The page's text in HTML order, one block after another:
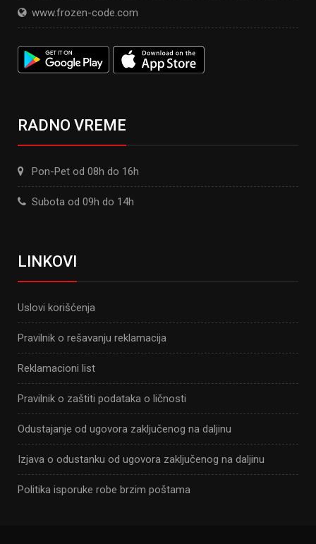
www.frozen-code.com
RADNO VREME
Pon-Pet od 08h do 16h
Subota od 09h do 14h
LINKOVI
Uslovi korišćenja
Pravilnik o rešavanju reklamacija
Reklamacioni list
Pravilnik o zaštiti podataka o ličnosti
Odustajanje od ugovora zaključenog na daljinu
Izjava o odustanku od ugovora zaključenog na daljinu
Politika isporuke robe brzim poštama